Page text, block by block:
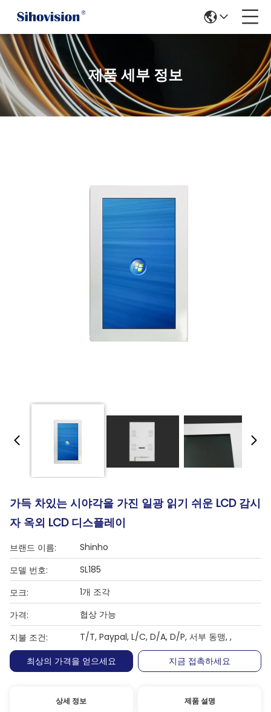
제품 세부 정보
가득 차있는 시야각을 가진 일광 읽기 쉬운 LCD 감시
자 옥외 LCD 디스플레이
브랜드 이름:
Shinho
모델 번호:
SL185
모크:
1개 조각
가격:
협상 가능
지불 조건:
T/T, Paypal, L/C, D/A, D/P, 서부 동맹, ,
최상의 가격을 얻으세요
지금 접촉하세요
상세 정보 제품 설명